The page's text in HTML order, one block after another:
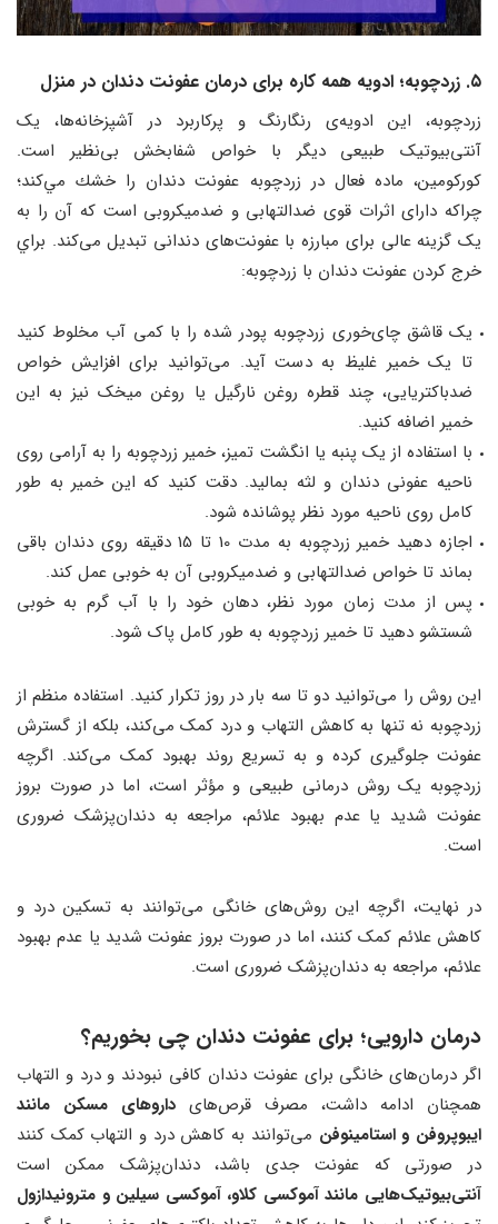
۵. زردچوبه؛ ادويه همه كاره برای درمان عفونت دندان در منزل
زردچوبه، این ادویه‌ی رنگارنگ و پرکاربرد در آشپزخانه‌ها، یک
آنتی‌بیوتیک طبیعی دیگر با خواص شفابخش بی‌نظیر است.
کورکومین، ماده فعال در زردچوبه عفونت دندان را خشك مي‌كند؛
چراكه دارای اثرات قوی ضدالتهابی و ضدمیکروبی است که آن را به
یک گزینه عالی برای مبارزه با عفونت‌های دندانی تبدیل می‌کند. براي
خرج كردن عفونت دندان با زردچوبه:
یک قاشق چای‌خوری زردچوبه پودر شده را با کمی آب مخلوط کنید
تا یک خمیر غلیظ به دست آید. می‌توانید برای افزایش خواص
ضدباکتریایی، چند قطره روغن نارگیل یا روغن میخک نیز به این
خمیر اضافه کنید.
با استفاده از یک پنبه یا انگشت تمیز، خمیر زردچوبه را به آرامی روی
ناحیه عفونی دندان و لثه بمالید. دقت کنید که این خمیر به طور
کامل روی ناحیه مورد نظر پوشانده شود.
اجازه دهید خمیر زردچوبه به مدت 10 تا 15 دقیقه روی دندان باقی
بماند تا خواص ضدالتهابی و ضدمیکروبی آن به خوبی عمل کند.
پس از مدت زمان مورد نظر، دهان خود را با آب گرم به خوبی
شستشو دهید تا خمیر زردچوبه به طور کامل پاک شود.
این روش را می‌توانید دو تا سه بار در روز تکرار کنید. استفاده منظم از
زردچوبه نه تنها به کاهش التهاب و درد کمک می‌کند، بلکه از گسترش
عفونت جلوگیری کرده و به تسریع روند بهبود کمک می‌کند. اگرچه
زردچوبه یک روش درمانی طبیعی و مؤثر است، اما در صورت بروز
عفونت شدید یا عدم بهبود علائم، مراجعه به دندان‌پزشک ضروری
است.
در نهایت، اگرچه این روش‌های خانگی می‌توانند به تسکین درد و
کاهش علائم کمک کنند، اما در صورت بروز عفونت شدید یا عدم بهبود
علائم، مراجعه به دندان‌پزشک ضروری است.
درمان دارويی؛ برای عفونت دندان چی بخوریم؟
اگر درمان‌های خانگی برای عفونت دندان کافی نبودند و درد و التهاب
همچنان ادامه داشت، مصرف قرص‌های داروهای مسکن مانند
ایبوپروفن و استامینوفن می‌توانند به کاهش درد و التهاب کمک کنند
در صورتی که عفونت جدی باشد، دندان‌پزشک ممکن است
آنتی‌بیوتیک‌هایی مانند آموکسی کلاو، آموکسی سیلین و مترونیدازول